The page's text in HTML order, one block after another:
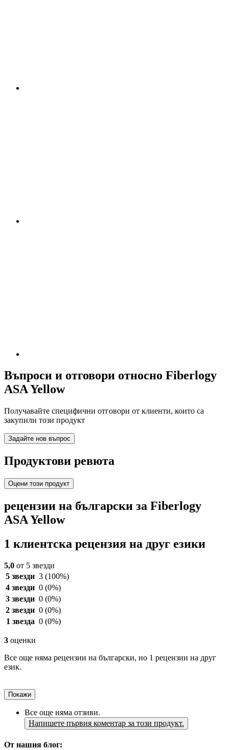
Въпроси и отговори относно Fiberlogy
ASA Yellow
Получавайте специфични отговори от клиенти, които са
закупили този продукт
Задайте нов въпрос
Продуктови ревюта
Оцени този продукт
рецензии на български за Fiberlogy
ASA Yellow
1 клиентска рецензия на друг езики
5,0 от 5 звезди
5 звезди 3 (100%)
4 звезди 0 (0%)
3 звезди 0 (0%)
2 звезди 0 (0%)
1 звезда 0 (0%)
3 оценки
Все още няма рецензии на български, но 1 рецензии на друг
език.
Покажи
Все още няма отзиви.
Напишете първия коментар за този продукт.
От нашия блог: